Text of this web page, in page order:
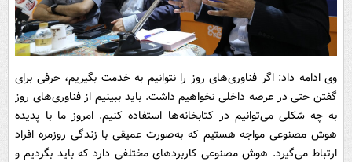
وی ادامه داد: اگر فناوری‌های روز را نتوانیم به خدمت بگیریم، حرفی برای
گفتن حتی در عرصه داخلی نخواهیم داشت. باید ببینیم از فناوری‌های روز
به چه شکلی می‌توانیم در کتابخانه‌ها استفاده کنیم. امروز ما با پدیده
هوش مصنوعی مواجه هستیم که به‌صورت عمیقی با زندگی روزمره افراد
ارتباط می‌گیرد. هوش مصنوعی کاربردهای مختلفی دارد که باید بگردیم و